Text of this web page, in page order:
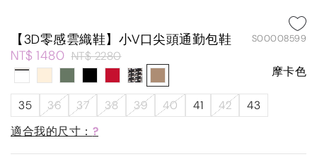
【3D零感雲織鞋】小V口尖頭通勤包鞋 S00008599
NT$ 1480 NT$ 2280
摩卡色
35 36 37 38 39 40 41 42
43
適合我的尺寸： ?